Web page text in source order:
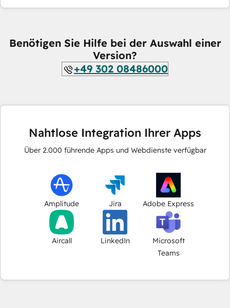
Benötigen Sie Hilfe bei der Auswahl einer
Version?
+49 302 08486000
Nahtlose Integration Ihrer Apps
Über 2.000 führende Apps und Webdienste verfügbar
Amplitude Jira Adobe Express
Aircall LinkedIn
Microsoft
Teams